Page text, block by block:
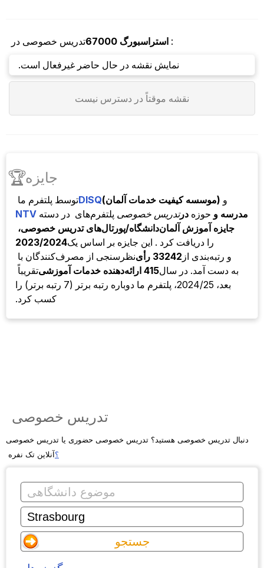
تدریس خصوصی در67000 استراسبورگ :
نمایش نقشه در حال حاضر غیرفعال است.
نقشه موقتاً در دسترس نیست
🏆جایزه
پلتفرم ما توسطDISQ(موسسه کیفیت خدمات آلمان) و
NTV در دسته پلتفرم‌های تدریس خصوصیدر حوزه مدرسه و
دانشگاه/پورتال‌های تدریس خصوصی،جایزه آموزش آلمان
2023/2024را دریافت کرد . این جایزه بر اساس یک
نظرسنجی از مصرف‌کنندگان با
33242 رأی و رتبه‌بندی از
تقریباً
415 ارائه‌دهنده خدمات آموزشیبه دست آمد. در سال
بعد، 2024/25، پلتفرم ما دوباره رتبه برتر (7 رتبه برتر) را
کسب کرد.
تدریس خصوصی
دنبال تدریس خصوصی هستید؟ تدریس خصوصی حضوری یا تدریس خصوصی
آنلاین تک نفره؟